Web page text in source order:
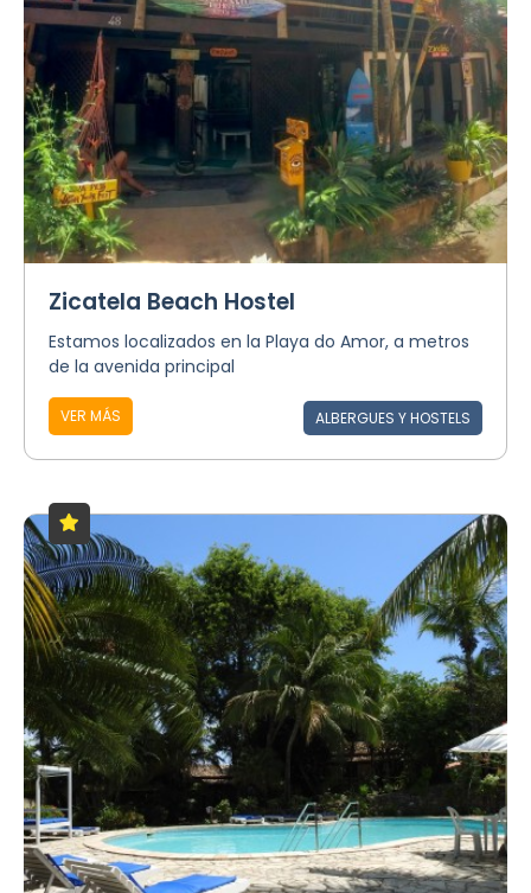
Zicatela Beach Hostel
Estamos localizados en la Playa do Amor, a metros
de la avenida principal
VER MÁS ALBERGUES Y HOSTELS